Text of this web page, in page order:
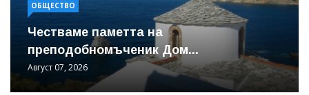
ОБЩЕСТВО
Честваме паметта на
преподобномъченик Дом...
Август 07, 2026